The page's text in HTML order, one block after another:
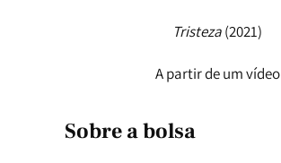
Tristeza(2021)
A partir de um vídeo
Sobre a bolsa